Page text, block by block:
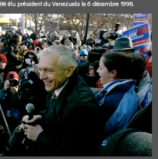
élu président du Venezuela le 6 décembre 1998.